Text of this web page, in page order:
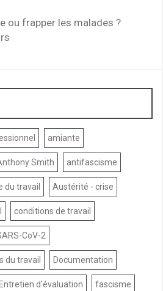
ou frapper les malades ?
amiante
Smith antifascisme
du travail Austérité - crise
conditions de travail
CoV-2
du travail Documentation
Entretien d'évaluation fascisme